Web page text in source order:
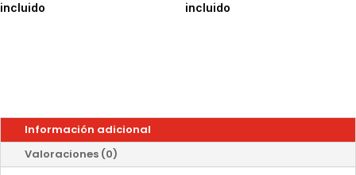
incluido
incluido
Información adicional
Valoraciones (0)